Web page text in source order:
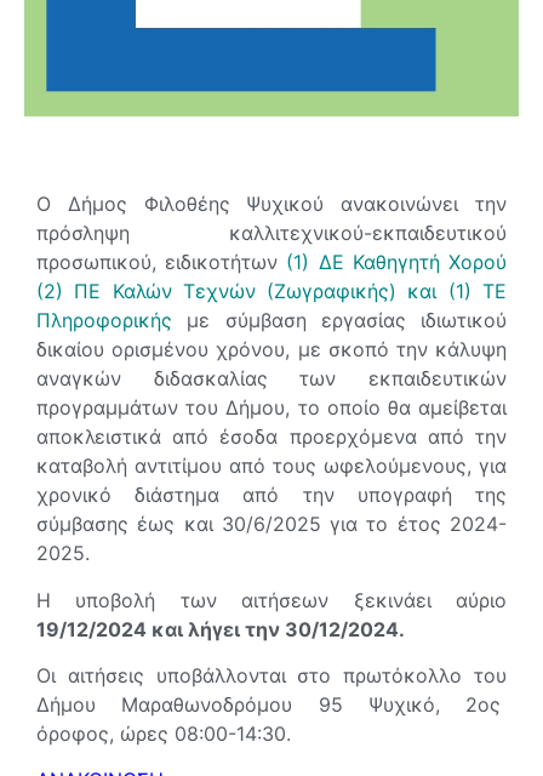
Ο Δήμος Φιλοθέης Ψυχικού ανακοινώνει την
πρόσληψη καλλιτεχνικού-εκπαιδευτικού
προσωπικού, ειδικοτήτων (1) ΔΕ Καθηγητή Χορού
(2) ΠΕ Καλών Τεχνών (Ζωγραφικής) και (1) ΤΕ
Πληροφορικής με σύμβαση εργασίας ιδιωτικού
δικαίου ορισμένου χρόνου, με σκοπό την κάλυψη
αναγκών διδασκαλίας των εκπαιδευτικών
προγραμμάτων του Δήμου, το οποίο θα αμείβεται
αποκλειστικά από έσοδα προερχόμενα από την
καταβολή αντιτίμου από τους ωφελούμενους, για
χρονικό διάστημα από την υπογραφή της
σύμβασης έως και 30/6/2025 για το έτος 2024-
2025.
Η υποβολή των αιτήσεων ξεκινάει αύριο
19/12/2024 και λήγει την 30/12/2024.
Οι αιτήσεις υποβάλλονται στο πρωτόκολλο του
Δήμου Μαραθωνοδρόμου 95 Ψυχικό, 2ος
όροφος, ώρες 08:00-14:30.